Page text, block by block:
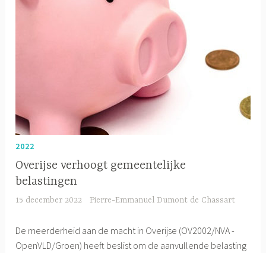
2022
Overijse verhoogt gemeentelijke
belastingen
15 december 2022 Pierre-Emmanuel Dumont de Chassart
De meerderheid aan de macht in Overijse (OV2002/NVA -
OpenVLD/Groen) heeft beslist om de aanvullende belasting